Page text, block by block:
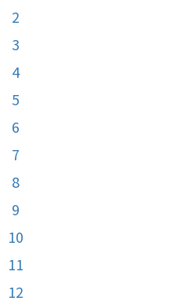
2
3
4
5
6
7
8
9
10
11
12